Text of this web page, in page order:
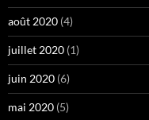
août 2020 (4)
juillet 2020 (1)
juin 2020 (6)
mai 2020 (5)